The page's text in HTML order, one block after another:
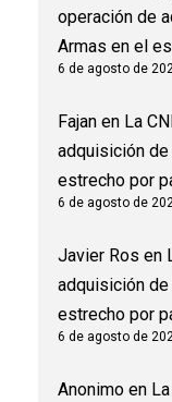
operación de
Armas en el
6 de agosto de
Fajan en La
adquisición
estrecho por
6 de agosto de
Javier Ros en
adquisición
estrecho por
6 de agosto de
Anonimo en